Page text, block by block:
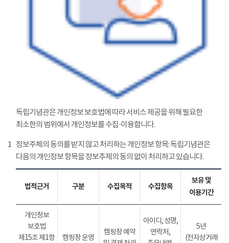
독립기념관은 개인정보 보호법에 따라 서비스 제공을 위해 필요한
최소한의 범위에서 개인정보를 수집·이용합니다.
1 정보주체의 동의를 받지 않고 처리하는 개인정보 항목: 독립기념관은
다음의 개인정보 항목을 정보추제의 동의 없이 처리하고 있습니다.
법적근거 구분 수집목적 수집항목
보유 및
이용기간
개인정보
보호법
제15조 제1항
캠핑장 운영
캠핑장 예약
아이디, 성명,
연락처,
5년
(전자상거래